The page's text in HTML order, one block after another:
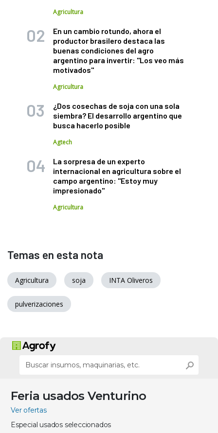
Agricultura
En un cambio rotundo, ahora el
productor brasilero destaca las
buenas condiciones del agro
argentino para invertir: "Los veo más
motivados"
Agricultura
¿Dos cosechas de soja con una sola
siembra? El desarrollo argentino que
busca hacerlo posible
Agtech
La sorpresa de un experto
internacional en agricultura sobre el
campo argentino: "Estoy muy
impresionado"
Agricultura
Temas en esta nota
Agricultura soja INTA Oliveros
pulverizaciones
Feria usados Venturino
Ver ofertas
Especial usados seleccionados